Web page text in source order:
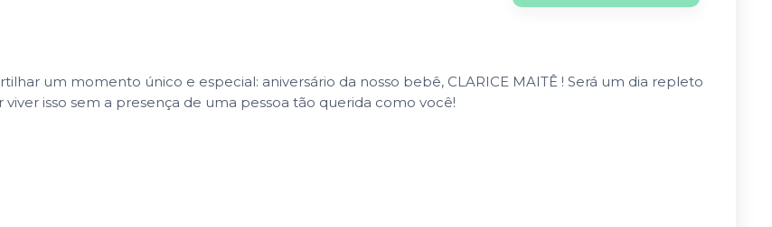
um momento único e especial: aniversário da nosso bebê, CLARICE MAITÊ ! Será um dia repleto
isso sem a presença de uma pessoa tão querida como você!